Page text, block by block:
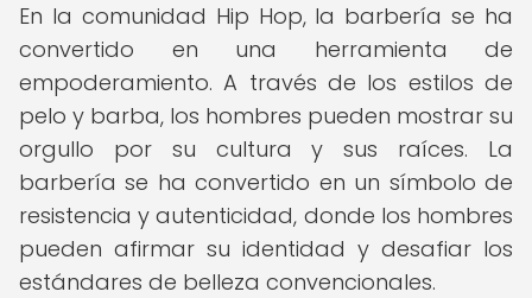
En la comunidad Hip Hop, la barbería se ha
convertido en una herramienta de
empoderamiento. A través de los estilos de
pelo y barba, los hombres pueden mostrar su
orgullo por su cultura y sus raíces. La
barbería se ha convertido en un símbolo de
resistencia y autenticidad, donde los hombres
pueden afirmar su identidad y desafiar los
estándares de belleza convencionales.